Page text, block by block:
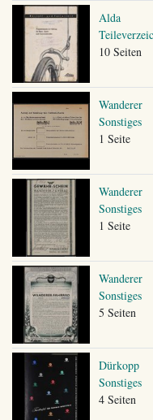
Alda
10 Seiten
Wanderer
Sonstiges
1 Seite
Wanderer
Sonstiges
1 Seite
Wanderer
Sonstiges
5 Seiten
Dürkopp
Sonstiges
4 Seiten